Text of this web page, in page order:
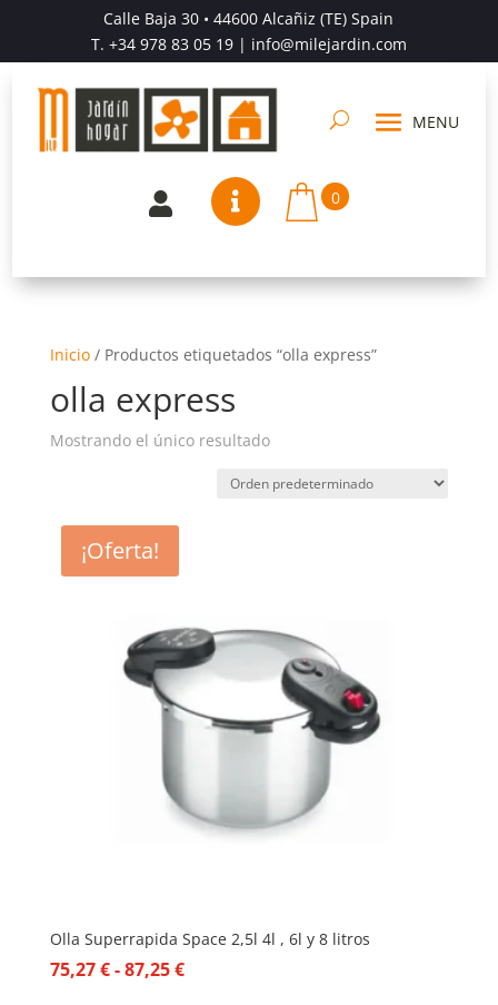
Calle Baja 30 • 44600 Alcañiz (TE) Spain
T. +34 978 83 05 19| info@milejardin.com
  0
Inicio/ Productos etiquetados “olla express”
olla express
Mostrando el único resultado
¡Oferta!
Olla Superrapida Space 2,5l 4l , 6l y 8 litros
75,27€-87,25€Rango